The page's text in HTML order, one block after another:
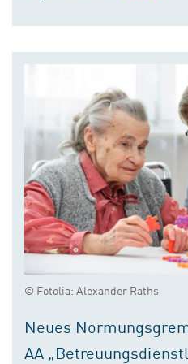
© Fotolia: Alexander Raths
Neues
AA